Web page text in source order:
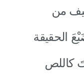
من
الحقيقة
كاللص